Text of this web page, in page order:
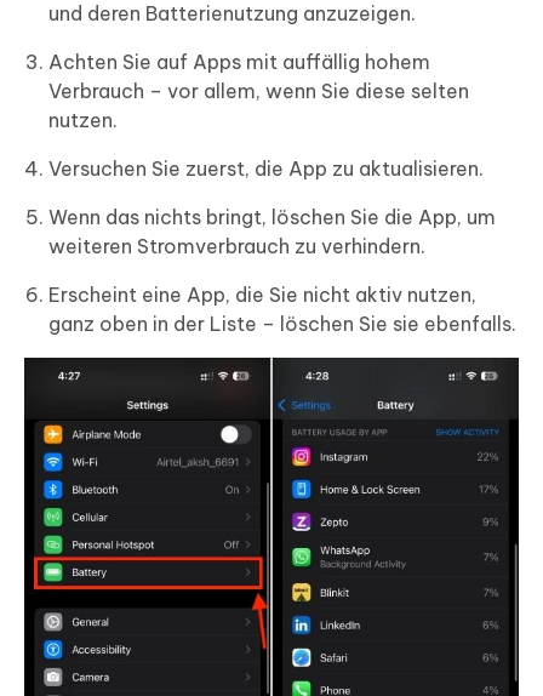
und deren Batterienutzung anzuzeigen.
Achten Sie auf Apps mit auffällig hohem
Verbrauch – vor allem, wenn Sie diese selten
nutzen.
Versuchen Sie zuerst, die App zu aktualisieren.
Wenn das nichts bringt, löschen Sie die App, um
weiteren Stromverbrauch zu verhindern.
Erscheint eine App, die Sie nicht aktiv nutzen,
ganz oben in der Liste – löschen Sie sie ebenfalls.